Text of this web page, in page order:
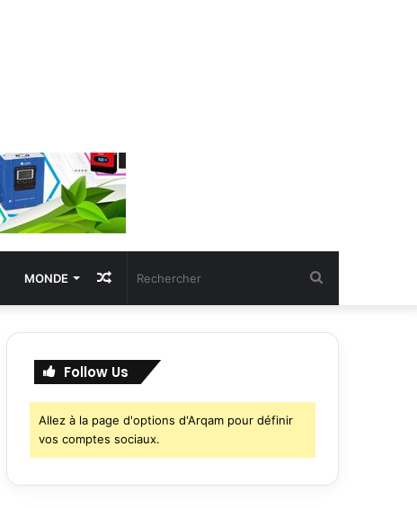
MONDE Rechercher
Article
Aléatoire
Follow Us
Allez à la page d'options d'Arqam pour définir
vos comptes sociaux.